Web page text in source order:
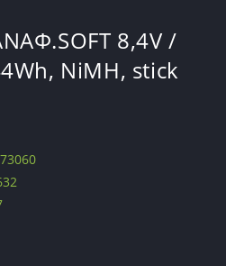
8,4V /
NiMH, stick